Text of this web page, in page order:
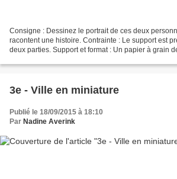
Consigne : Dessinez le portrait de ces deux
racontent une histoire. Contrainte : Le support est
deux parties. Support et format : Un papier à grain
3e - Ville en miniature
Publié le 18/09/2015 à 18:10
Par Nadine Averink